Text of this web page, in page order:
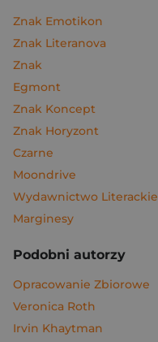
Znak Emotikon
Znak Literanova
Znak
Egmont
Znak Koncept
Znak Horyzont
Czarne
Moondrive
Wydawnictwo Literackie
Marginesy
Podobni autorzy
Opracowanie Zbiorowe
Veronica Roth
Irvin Khaytman